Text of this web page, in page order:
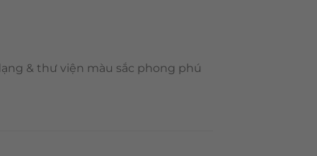
& thư viện màu sắc phong phú